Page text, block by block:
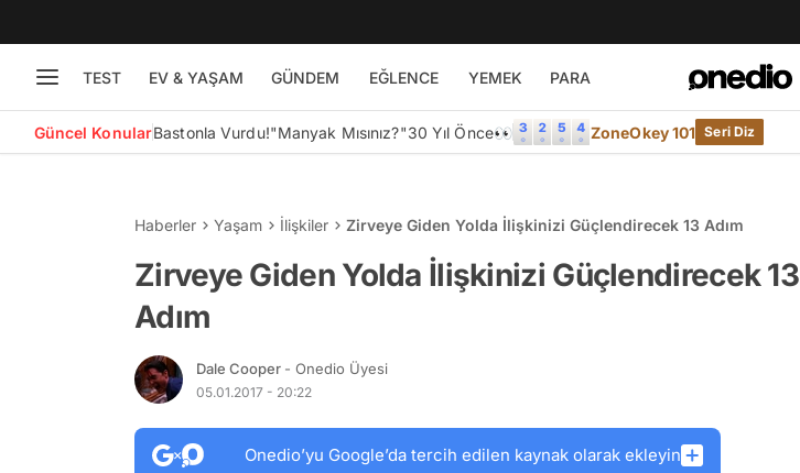
TEST EV & YAŞAM GÜNDEM EĞLENCE YEMEK PARA
Güncel KonularBastonla Vurdu!"Manyak Mısınız?"30 Yıl Önce👀 ZoneOkey 101 Seri Diz
Haberler Yaşam İlişkiler Zirveye Giden Yolda İlişkinizi Güçlendirecek 13 Adım
Zirveye Giden Yolda İlişkinizi Güçlendirecek 13
Adım
Dale Cooper - Onedio Üyesi
05.01.2017 - 20:22
Onedio’yu Google’da tercih edilen kaynak olarak ekleyin